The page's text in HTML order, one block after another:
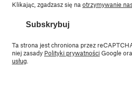
Klikając, zgadzasz się naotrzymywanie
Subskrybuj
Ta strona jest chroniona przez
niej zasady Polityki prywatnościGoogle
usług.